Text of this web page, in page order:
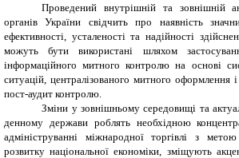
Проведений внутрішній та зовнішній
органів України свідчить про наявність
ефективності, усталеності та надійності
можуть бути використані шляхом
інформаційного митного контролю на основі
ситуацій, централізованого митного оформлення
пост-аудит контролю.
Зміни у зовнішньому середовищі та
денному держави роблять необхідною
адмініструванні міжнародної торгівлі з
розвитку національної економіки, зміщують